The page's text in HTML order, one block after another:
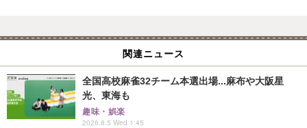
関連ニュース
全国高校麻雀32チーム本選出場...麻布や大阪星
光、東海も
趣味・娯楽
2026.8.5 Wed 1:45